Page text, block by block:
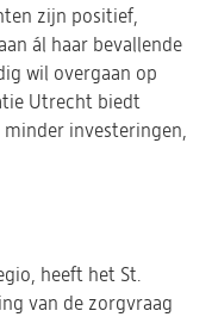
zijn positief,
ál haar bevallende
wil overgaan op
Utrecht biedt
investeringen,
heeft het St.
van de zorgvraag